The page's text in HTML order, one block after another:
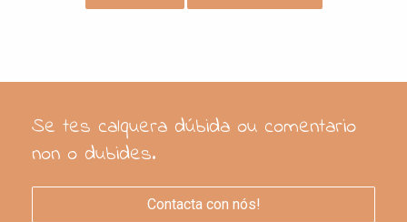
Se tes calquera dúbida ou comentario
non o dubides.
Contacta con nós!